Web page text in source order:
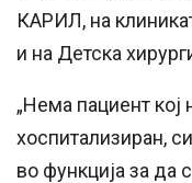
КАРИЛ, на
и на Детска
„Нема пациент кој
хоспитализиран,
во функција за да